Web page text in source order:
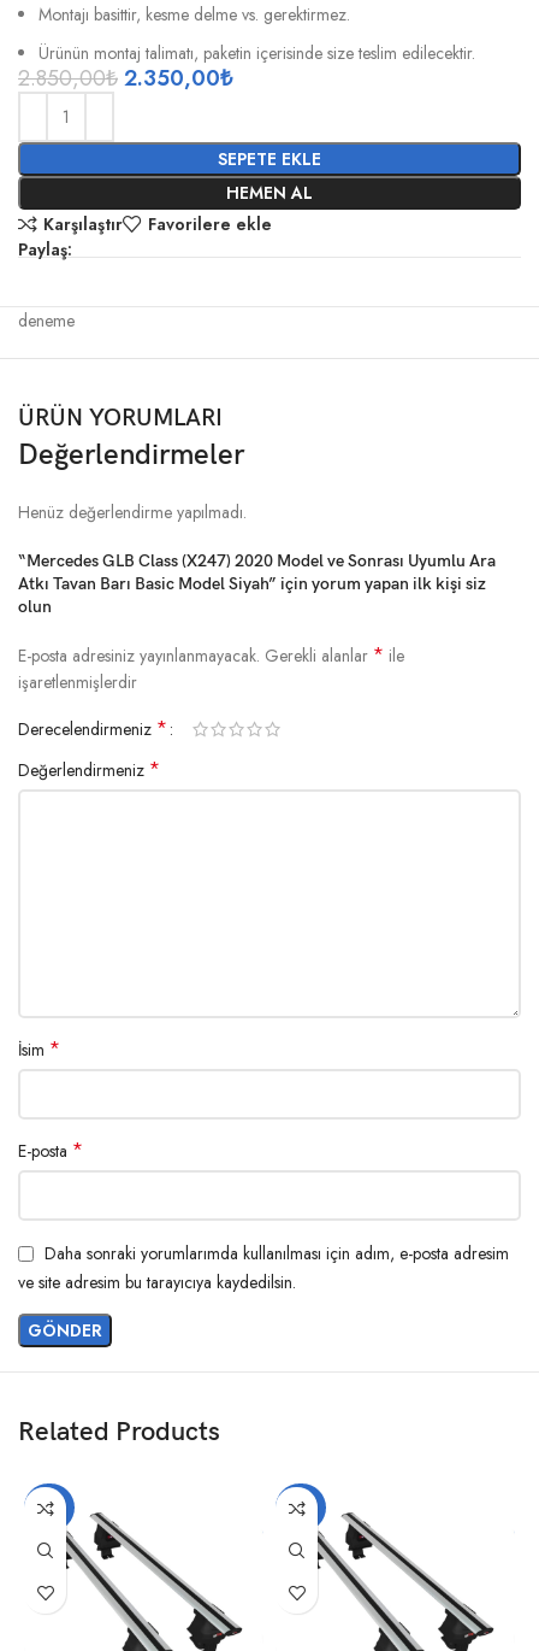
Montajı basittir, kesme delme vs. gerektirmez.
Ürünün montaj talimatı, paketin içerisinde size teslim edilecektir.
2.850,00₺2.350,00₺
SEPETE EKLE
HEMEN AL
Karşılaştır
Favorilere ekle
Paylaş:
deneme
ÜRÜN YORUMLARI
Değerlendirmeler
Henüz değerlendirme yapılmadı.
“Mercedes GLB Class (X247) 2020 Model ve Sonrası Uyumlu Ara
Atkı Tavan Barı Basic Model Siyah” için yorum yapan ilk kişi siz
olun
E-posta adresiniz yayınlanmayacak. Gerekli alanlar * ile
işaretlenmişlerdir
Derecelendirmeniz *
Değerlendirmeniz *
İsim *
E-posta *
Daha sonraki yorumlarımda kullanılması için adım, e-posta adresim
ve site adresim bu tarayıcıya kaydedilsin.
Related Products
-20% -20%